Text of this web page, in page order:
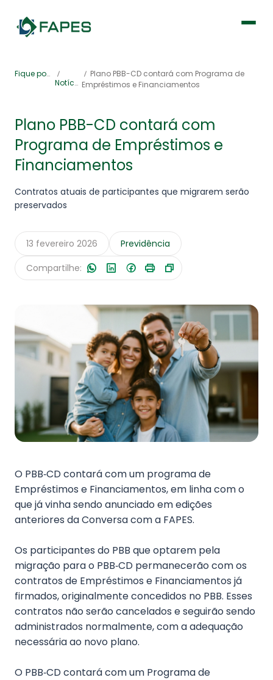
Institucional
Previdência
Portal de Serviços
Fique por dentro
Notícias
Plano PBB-CD contará com Programa de
Empréstimos e Financiamentos
Plano PBB-CD contará com
Programa de Empréstimos e
Financiamentos
Contratos atuais de participantes que migrarem serão
preservados
13 fevereiro 2026
Previdência
Compartilhe:
O PBB‑CD contará com um programa de
Empréstimos e Financiamentos, em linha com o
que já vinha sendo anunciado em edições
anteriores da Conversa com a FAPES.
Os participantes do PBB que optarem pela
migração para o PBB‑CD permanecerão com os
contratos de Empréstimos e Financiamentos já
firmados, originalmente concedidos no PBB. Esses
contratos não serão cancelados e seguirão sendo
administrados normalmente, com a adequação
necessária ao novo plano.
O PBB‑CD contará com um Programa de